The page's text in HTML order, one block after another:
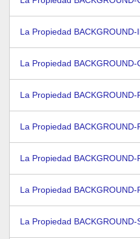
La Propiedad BACKGROUND-
La Propiedad BACKGROUND-
La Propiedad BACKGROUND-
La Propiedad BACKGROUND-
La Propiedad BACKGROUND-
La Propiedad BACKGROUND-
La Propiedad BACKGROUND-